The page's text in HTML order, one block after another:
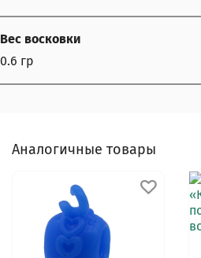
Вес восковки
0.6 гр
Аналогичные товары